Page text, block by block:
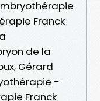
Franck
de la
Gérard
-
Franck